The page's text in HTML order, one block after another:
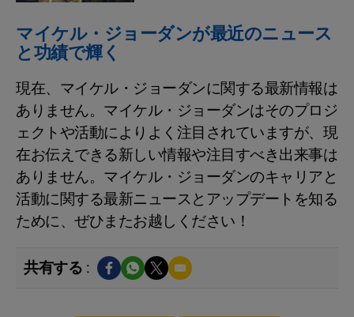
マイケル・ジョーダンが最近のニュース
と功績で輝く
現在、マイケル・ジョーダンに関する最新情報は
ありません。マイケル・ジョーダンはそのプロジ
ェクトや活動によりよく注目されていますが、現
在お伝えできる新しい情報や注目すべき出来事は
ありません。マイケル・ジョーダンのキャリアと
活動に関する最新ニュースとアップデートを知る
ために、ぜひまたお越しください！
共有する :